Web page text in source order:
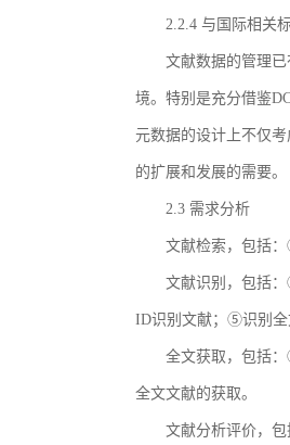
2.2.4 与国际相关
文献数据的管理
境。特别是充分借鉴
元数据的设计上不仅
的扩展和发展的需要。
2.3 需求分析
文献检索，包括
文献识别，包括
ID识别文献；⑤识别全
全文获取，包括
全文文献的获取。
文献分析评价，